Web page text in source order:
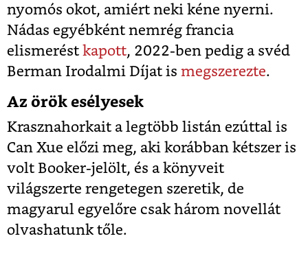
nyomós okot, amiért neki kéne nyerni.
Nádas egyébként nemrég francia
elismerést kapott, 2022-ben pedig a svéd
Berman Irodalmi Díjat is megszerezte.
Az örök esélyesek
Krasznahorkait a legtöbb listán ezúttal is
Can Xue előzi meg, aki korábban kétszer is
volt Booker-jelölt, és a könyveit
világszerte rengetegen szeretik, de
magyarul egyelőre csak három novellát
olvashatunk tőle.